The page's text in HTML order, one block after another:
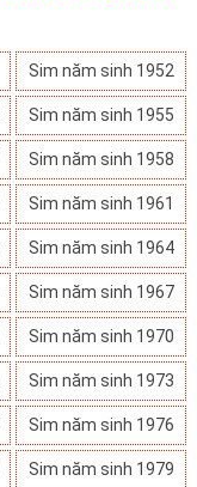
Sim năm sinh 1952
Sim năm sinh 1955
Sim năm sinh 1958
Sim năm sinh 1961
Sim năm sinh 1964
Sim năm sinh 1967
Sim năm sinh 1970
Sim năm sinh 1973
Sim năm sinh 1976
Sim năm sinh 1979